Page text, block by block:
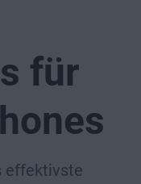
für
effektivste